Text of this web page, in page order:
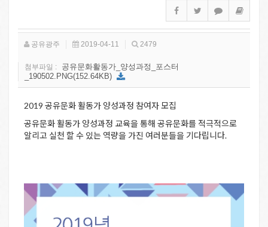
공유광주 2019-04-11 2479
첨부파일 :
공유문화활동가_양성과정_포스터
_190502.PNG(152.64KB)
2019 공유문화 활동가 양성과정 참여자 모집
공유문화 활동가 양성과정 교육을 통해 공유문화를 적극적으로
알리고 실천 할 수 있는 역량을 가진 여러분들을 기다립니다.